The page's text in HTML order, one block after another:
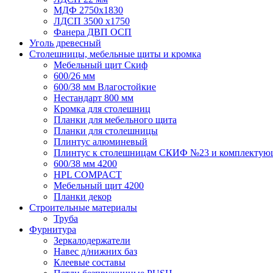
МДФ 2750х1830
ЛДСП 3500 х1750
Фанера ДВП ОСП
Уголь древесный
Столешницы, мебельные щиты и кромка
Мебельный щит Скиф
600/26 мм
600/38 мм Влагостойкие
Нестандарт 800 мм
Кромка для столешниц
Планки для мебельного щита
Планки для столешницы
Плинтус алюминевый
Плинтус к столешницам СКИФ №23 и
600/38 мм 4200
HPL COMPACT
Мебельный щит 4200
Планки декор
Строительные материалы
Труба
Фурнитура
Зеркалодержатели
Навес д/нижних баз
Клеевые составы